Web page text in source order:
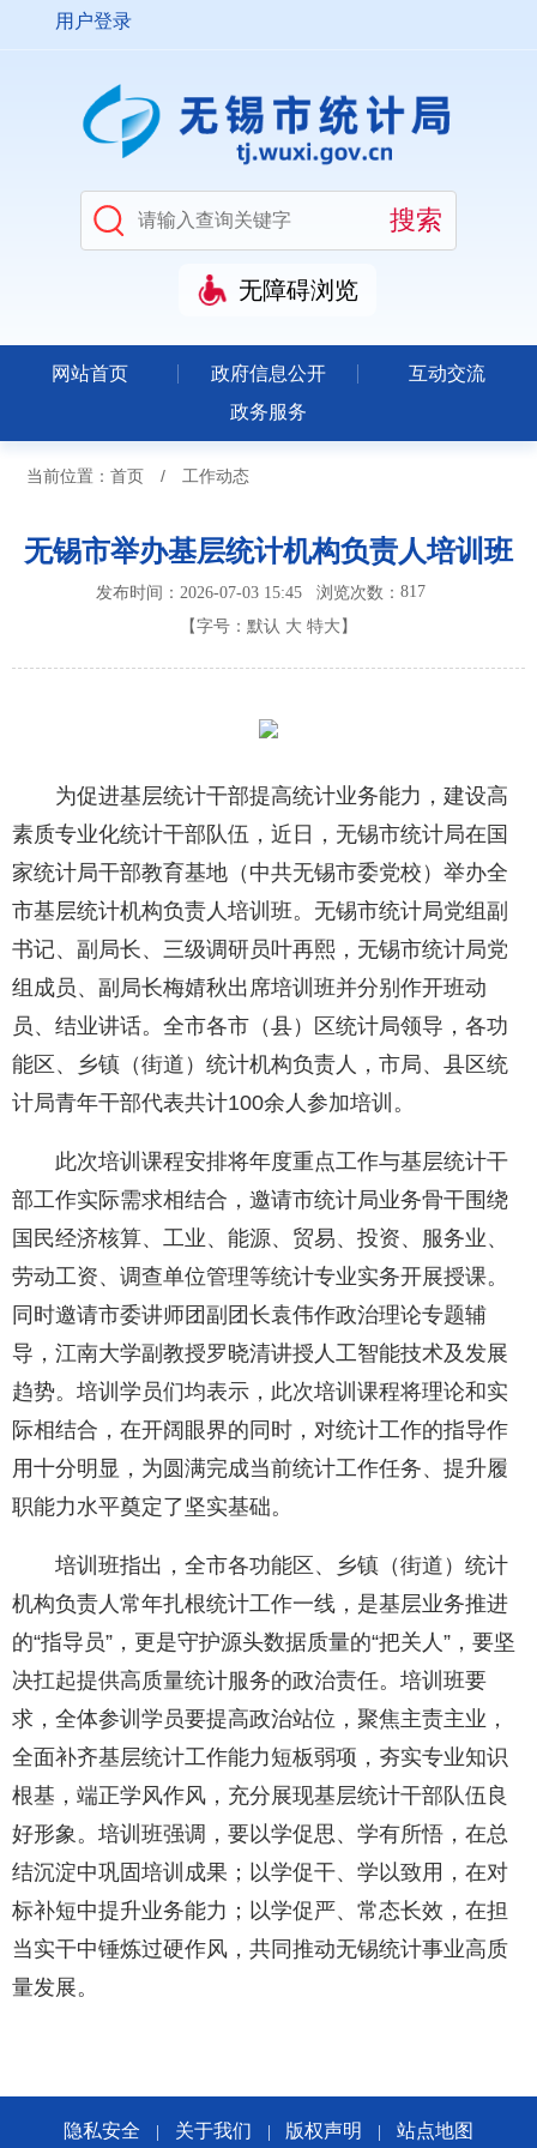
用户登录
无障碍浏览
网站首页 政府信息公开
互动交流
政务服务
当前位置： 首页 / 工作动态
无锡市举办基层统计机构负责人培训班
发布时间：2026-07-03 15:45 浏览次数： 817
【字号： 默认 大 特大 】
为促进基层统计干部提高统计业务能力，建设高
素质专业化统计干部队伍，近日，无锡市统计局在国
家统计局干部教育基地（中共无锡市委党校）举办全
市基层统计机构负责人培训班。无锡市统计局党组副
书记、副局长、三级调研员叶再熙，无锡市统计局党
组成员、副局长梅婧秋出席培训班并分别作开班动
员、结业讲话。全市各市（县）区统计局领导，各功
能区、乡镇（街道）统计机构负责人，市局、县区统
计局青年干部代表共计100余人参加培训。
此次培训课程安排将年度重点工作与基层统计干
部工作实际需求相结合，邀请市统计局业务骨干围绕
国民经济核算、工业、能源、贸易、投资、服务业、
劳动工资、调查单位管理等统计专业实务开展授课。
同时邀请市委讲师团副团长袁伟作政治理论专题辅
导，江南大学副教授罗晓清讲授人工智能技术及发展
趋势。培训学员们均表示，此次培训课程将理论和实
际相结合，在开阔眼界的同时，对统计工作的指导作
用十分明显，为圆满完成当前统计工作任务、提升履
职能力水平奠定了坚实基础。
培训班指出，全市各功能区、乡镇（街道）统计
机构负责人常年扎根统计工作一线，是基层业务推进
的“指导员”，更是守护源头数据质量的“把关人”，要坚
决扛起提供高质量统计服务的政治责任。培训班要
求，全体参训学员要提高政治站位，聚焦主责主业，
全面补齐基层统计工作能力短板弱项，夯实专业知识
根基，端正学风作风，充分展现基层统计干部队伍良
好形象。培训班强调，要以学促思、学有所悟，在总
结沉淀中巩固培训成果；以学促干、学以致用，在对
标补短中提升业务能力；以学促严、常态长效，在担
当实干中锤炼过硬作风，共同推动无锡统计事业高质
量发展。
隐私安全 关于我们 版权声明 站点地图